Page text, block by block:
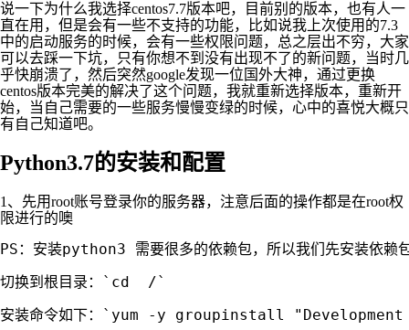
说一下为什么我选择centos7.7版本吧，目前别的版本，也有人一
直在用，但是会有一些不支持的功能，比如说我上次使用的7.3
中的启动服务的时候，会有一些权限问题，总之层出不穷，大家
可以去踩一下坑，只有你想不到没有出现不了的新问题，当时几
乎快崩溃了，然后突然google发现一位国外大神，通过更换
centos版本完美的解决了这个问题，我就重新选择版本，重新开
始，当自己需要的一些服务慢慢变绿的时候，心中的喜悦大概只
有自己知道吧。
Python3.7的安装和配置
1、先用root账号登录你的服务器，注意后面的操作都是在root权
限进行的噢
PS：安装python3 需要很多的依赖包，所以我们先安装依赖
切换到根目录：`cd  /`
安装命令如下：`yum -y groupinstall